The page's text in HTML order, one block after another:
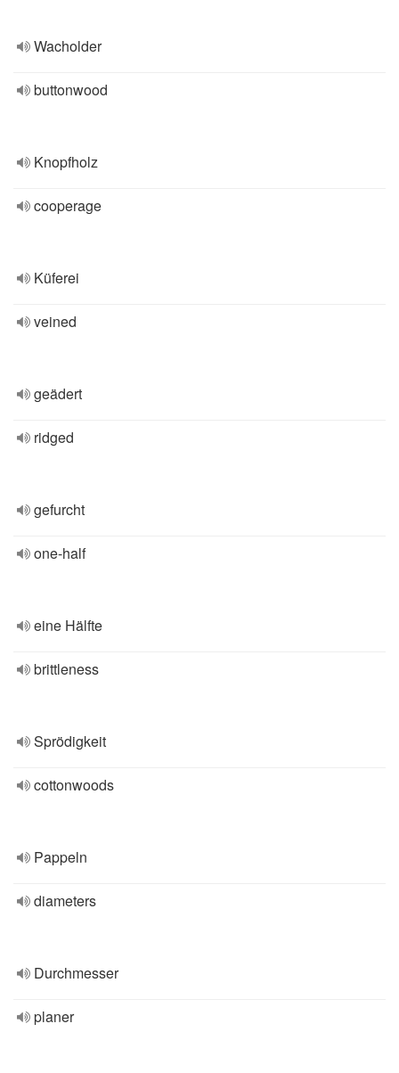
Wacholder
buttonwood
Knopfholz
cooperage
Küferei
veined
geädert
ridged
gefurcht
one-half
eine Hälfte
brittleness
Sprödigkeit
cottonwoods
Pappeln
diameters
Durchmesser
planer